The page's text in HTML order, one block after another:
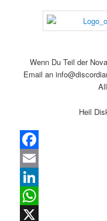
Wenn Du Teil der
Email an
Heil
Facebook
Email
LinkedIn
WhatsApp